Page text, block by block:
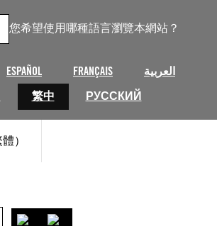
您希望使用哪種語言瀏覽本網站？
ESPAÑOL FRANÇAIS
العربية
繁中 РУССКИЙ
）